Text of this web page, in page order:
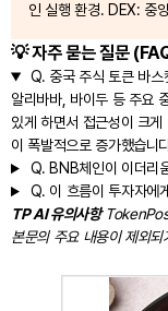
인 실행 환경. DEX: 중
💡 자주 묻는 질문
Q. 중국 주식 토큰 바
알리바바, 바이두 등 주요
있게 하면서 접근성이 크
이 폭발적으로 증가했습니
Q. BNB체인이 이더리
Q. 이 흐름이 투자자에
TP AI 유의사항
본문의 주요 내용이 제외